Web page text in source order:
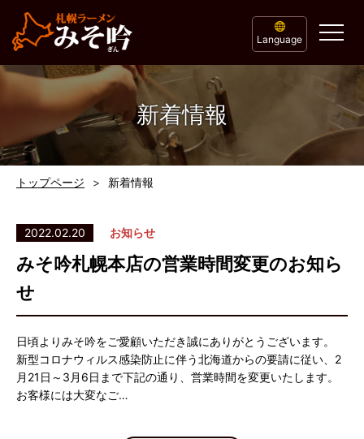
Language
新着情報
トップページ 新着情報
2022.02.20 お知らせ
みそ吟札幌本店の営業時間変更のお知ら
せ
日頃よりみそ吟をご愛顧いただき誠にありがとうございます。
新型コロナウィルス感染防止に伴う北海道からの要請に従い、2
月21日～3月6日まで下記の通り、営業時間を変更いたします。
お客様には大変なご…